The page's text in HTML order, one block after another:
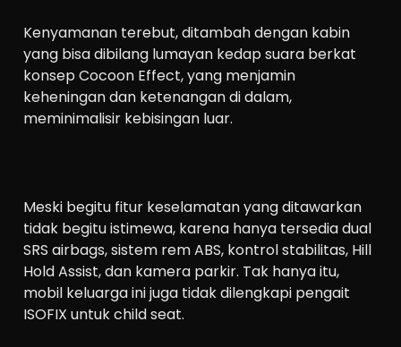
Kenyamanan terebut, ditambah dengan kabin
yang bisa dibilang lumayan kedap suara berkat
konsep Cocoon Effect, yang menjamin
keheningan dan ketenangan di dalam,
meminimalisir kebisingan luar.
Meski begitu fitur keselamatan yang ditawarkan
tidak begitu istimewa, karena hanya tersedia dual
SRS airbags, sistem rem ABS, kontrol stabilitas, Hill
Hold Assist, dan kamera parkir. Tak hanya itu,
mobil keluarga ini juga tidak dilengkapi pengait
ISOFIX untuk child seat.